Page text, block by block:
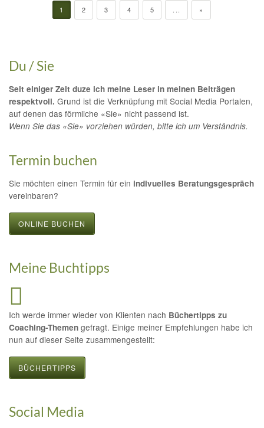
1 2 3 4 5 »
Du / Sie
Seit einiger Zeit duze ich meine Leser in meinen Beiträgen
respektvoll. Grund ist die Verknüpfung mit Social Media Portalen,
auf denen das förmliche «Sie» nicht passend ist.
Wenn Sie das «Sie» vorziehen würden, bitte ich um Verständnis.
Termin buchen
Sie möchten einen Termin für ein indivuelles Beratungsgespräch
vereinbaren?
ONLINE BUCHEN
Meine Buchtipps
Ich werde immer wieder von Klienten nach Büchertipps zu
Coaching-Themen gefragt. Einige meiner Empfehlungen habe ich
nun auf dieser Seite zusammengestellt:
BÜCHERTIPPS
Social Media